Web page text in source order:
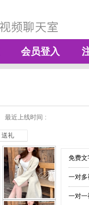
会员登入
最近上线时间 :
送礼
免费文
一对多
一对一